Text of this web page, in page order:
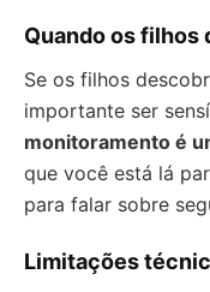
Quando os filhos
Se os filhos
importante ser
monitoramento é
que você está lá
para falar sobre
Limitações